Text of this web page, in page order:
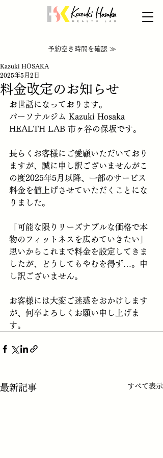
​予約空き時間を確認 ≫
料金改定のお知らせ
Kazuki HOSAKA
2025年5月2日
お世話になっております。
パーソナルジム Kazuki Hosaka
HEALTH LAB 市ヶ谷の保坂です。
長らくお客様にご愛顧いただいており
ますが、誠に申し訳ございませんがこ
の度2025年5月以降、一部のサービス
料金を値上げさせていただくことにな
りました。
「可能な限りリーズナブルな価格で本
物のフィットネスを広めていきたい」
思いからこれまで料金を設定してきま
したが、どうしてもやむを得ず…。申
し訳ございません。
お客様には大変ご迷惑をおかけします
が、何卒よろしくお願い申し上げま
す。
最新記事 すべて表示